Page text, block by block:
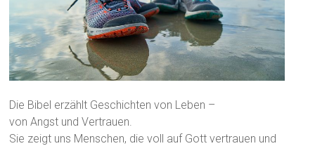
Die Bibel erzählt Geschichten von Leben –
von Angst und Vertrauen.
Sie zeigt uns Menschen, die voll auf Gott vertrauen und